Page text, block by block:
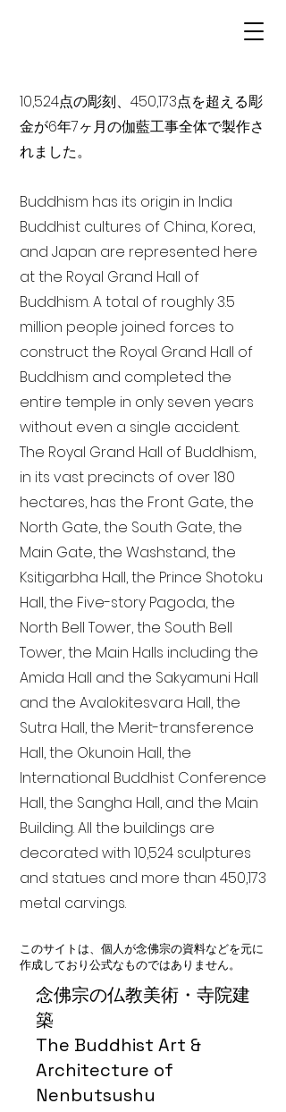
念佛宗の仏教美術・寺院建
築
The Buddhist Art &
Architecture of
Nenbutsushu
10,524点の彫刻、450,173点を超える彫
金が6年7ヶ月の伽藍工事全体で製作さ
れました。
Buddhism has its origin in India
Buddhist cultures of China, Korea,
and Japan are represented here
at the Royal Grand Hall of
Buddhism. A total of roughly 3.5
million people joined forces to
construct the Royal Grand Hall of
Buddhism and completed the
entire temple in only seven years
without even a single accident.
The Royal Grand Hall of Buddhism,
in its vast precincts of over 180
hectares, has the Front Gate, the
North Gate, the South Gate, the
Main Gate, the Washstand, the
Ksitigarbha Hall, the Prince Shotoku
Hall, the Five-story Pagoda, the
North Bell Tower, the South Bell
Tower, the Main Halls including the
Amida Hall and the Sakyamuni Hall
and the Avalokitesvara Hall, the
Sutra Hall, the Merit-transference
Hall, the Okunoin Hall, the
International Buddhist Conference
Hall, the Sangha Hall, and the Main
Building. All the buildings are
decorated with 10,524 sculptures
and statues and more than 450,173
metal carvings.
このサイトは、個人が念佛宗の資料などを元に
作成しており公式なものではありません。